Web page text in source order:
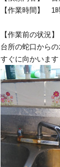
【作業時間】 1
【作業前の状況】
台所の蛇口から
すぐに向かいま